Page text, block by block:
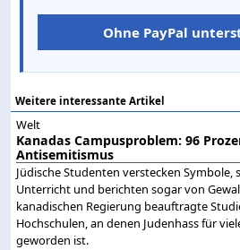
Ohne PayPal
Weitere interessante Artikel
Welt
Kanadas Campusproblem: 96
Antisemitismus
Jüdische Studenten verstecken Symbole,
Unterricht und berichten sogar von
kanadischen Regierung beauftragte
Hochschulen, an denen Judenhass für
geworden ist.